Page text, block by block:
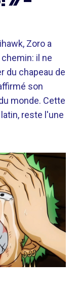
Zoro a
il ne
du chapeau de
son
monde. Cette
reste l'une